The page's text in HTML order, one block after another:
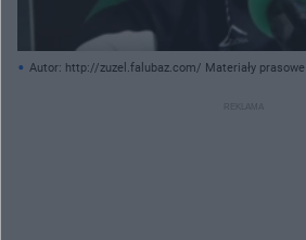
Autor: http://zuzel.falubaz.com/ Materiały prasowe